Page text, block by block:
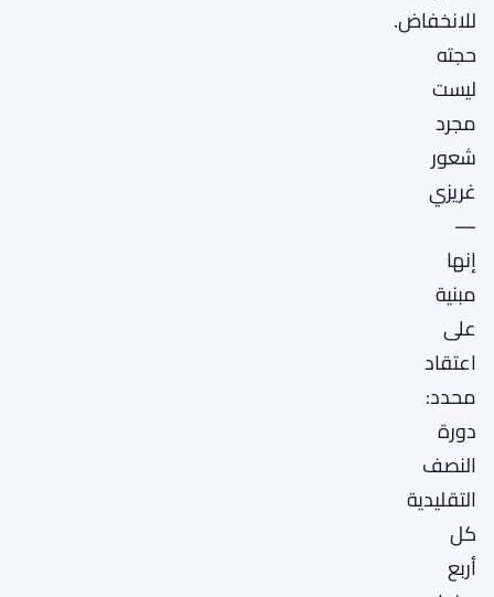
للانخفاض.
حجته
ليست
مجرد
شعور
غريزي
—
إنها
مبنية
على
اعتقاد
محدد:
دورة
النصف
التقليدية
كل
أربع